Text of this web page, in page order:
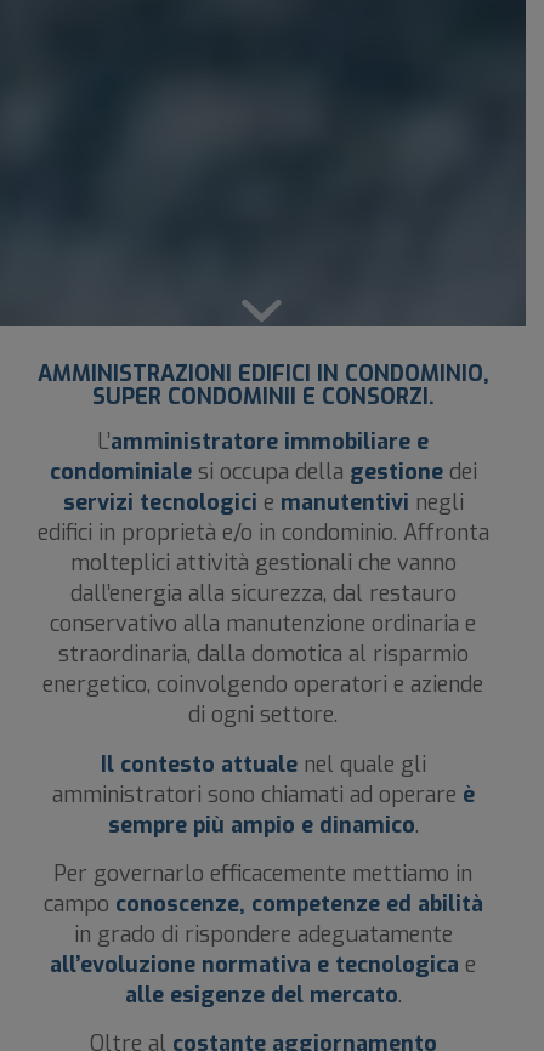
AMMINISTRAZIONI EDIFICI IN CONDOMINIO,
SUPER CONDOMINII E CONSORZI.
L’amministratore immobiliare e
condominialesi occupa della gestionedei
servizi tecnologici e manutentivi negli
edifici in proprietà e/o in condominio. Affronta
molteplici attività gestionali che vanno
dall’energia alla sicurezza, dal restauro
conservativo alla manutenzione ordinaria e
straordinaria, dalla domotica al risparmio
energetico, coinvolgendo operatori e aziende
di ogni settore.
Il contesto attualenel quale gli
amministratori sono chiamati ad operare è
sempre più ampio e dinamico.
Per governarlo efficacemente mettiamo in
campo conoscenze, competenze ed abilità
in grado di rispondere adeguatamente
all’evoluzione normativa e tecnologica e
alle esigenze del mercato.
Oltre al costante aggiornamento